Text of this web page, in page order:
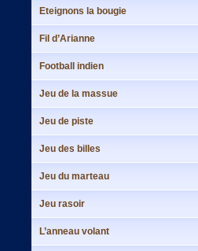
Eteignons la bougie
Fil d’Arianne
Football indien
Jeu de la massue
Jeu de piste
Jeu des billes
Jeu du marteau
Jeu rasoir
L’anneau volant